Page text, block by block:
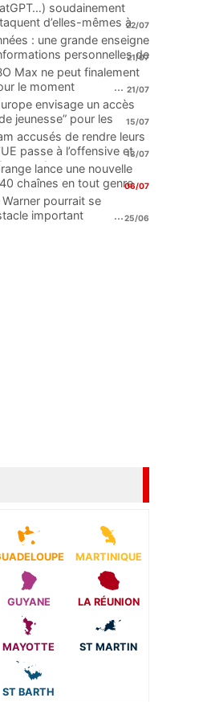
soudainement
d’elles-mêmes à
...
22/07
: une grande enseigne
personnelles de
...
21/07
Max ne peut finalement
le moment
... 21/07
envisage un accès
jeunesse” pour les
...
15/07
accusés de rendre leurs
passe à l’offensive et
record
...
13/07
lance une nouvelle
chaînes en tout genre06/07
pourrait se
important
...25/06
MARTINIQUE
GUYANE LA RÉUNION
MAYOTTE ST MARTIN
ST BARTH